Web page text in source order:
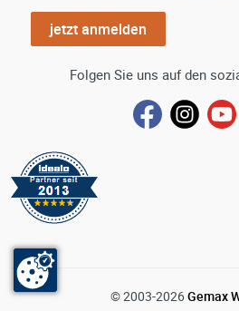
jetzt anmelden
Folgen Sie uns auf den
© 2003-2026Gemax